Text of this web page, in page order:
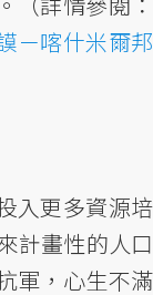
－喀什米爾邦
入更多資源培
計畫性的人口
軍，心生不滿